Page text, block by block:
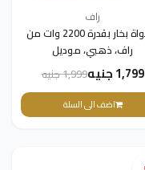
راف
مكواة بخار بقدرة 2200 وات من
راف، ذهبي، موديل
R.1224G(ضمان 3 سنوات)
1,799 جنيه 1,999 جنيه
اضف الى السلة